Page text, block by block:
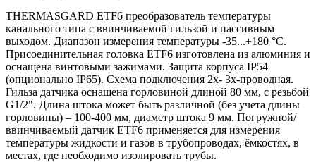
THERMASGARD ETF6 преобразователь температуры
канального типа с ввинчиваемой гильзой и пассивным
выходом. Диапазон измерения температуры -35...+180 °C.
Присоединительная головка ETF6 изготовлена из алюминия и
оснащена винтовыми зажимами. Защита корпуса IP54
(опционально IP65). Схема подключения 2х- 3х-проводная.
Гильза датчика оснащена горловиной длиной 80 мм, с резьбой
G1/2". Длина штока может быть различной (без учета длины
горловины) – 100-400 мм, диаметр штока 9 мм. Погружной/
ввинчиваемый датчик ETF6 применяется для измерения
температуры жидкости и газов в трубопроводах, ёмкостях, в
местах, где необходимо изолировать трубы.